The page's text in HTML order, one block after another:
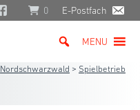
0 E-Postfach
MENU
Nordschwarzwald > Spielbetrieb